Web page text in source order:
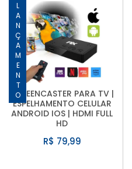
LANÇAMENTO
SCREENCASTER PARA TV |
ESPELHAMENTO CELULAR
ANDROID IOS | HDMI FULL
HD
R$ 79,99